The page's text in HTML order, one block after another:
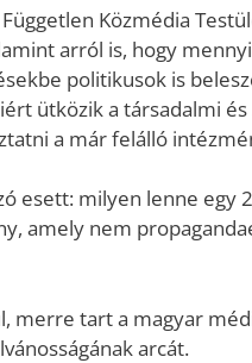
Közmédia
arról is, hogy
politikusok is
ütközik a társadalmi
a már felálló
esett: milyen lenne egy
amely nem
merre tart a magyar
arcát.